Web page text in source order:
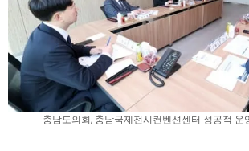
충남도의회, 충남국제전시컨벤션센터 성공적 운